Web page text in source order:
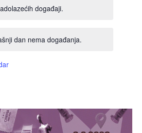
događaji.
dan nema događanja.